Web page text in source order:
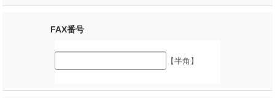
FAX番号
【半角】